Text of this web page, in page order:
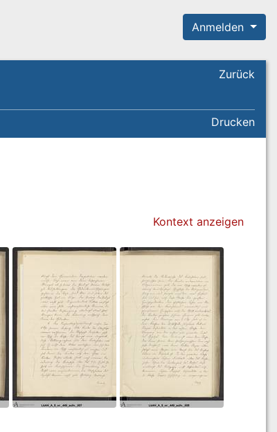
Anmelden
Zurück
Drucken
Kontext anzeigen